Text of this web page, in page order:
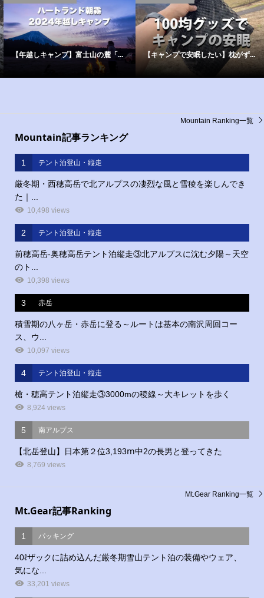
【年越しキャンプ】富士山の麓「... 【キャンプで安眠したい】枕がず...
Mountain記事ランキング
1 テント泊登山・縦走
厳冬期・西穂高岳で北アルプスの凄烈な風と雪稜を楽しんでき
た｜...
10,498 views
2 テント泊登山・縦走
前穂高岳‐奥穂高岳テント泊縦走③北アルプスに沈む夕陽～天空
のト...
10,398 views
3 赤岳
積雪期の八ヶ岳・赤岳に登る～ルートは基本の南沢周回コー
ス、ウ...
10,097 views
4 テント泊登山・縦走
槍・穂高テント泊縦走③3000mの稜線～大キレットを歩く
8,924 views
5 南アルプス
【北岳登山】日本第２位3,193ⅿ中2の長男と登ってきた
8,769 views
Mountain Ranking一覧
Mt.Gear記事Ranking
1 パッキング
40ℓザックに詰め込んだ厳冬期雪山テント泊の装備やウェア、
気にな...
33,201 views
Mt.Gear Ranking一覧